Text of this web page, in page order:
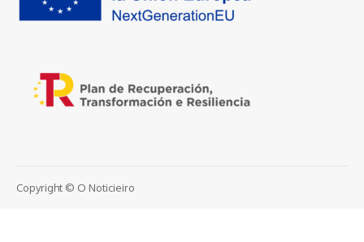
Copyright © O Noticieiro